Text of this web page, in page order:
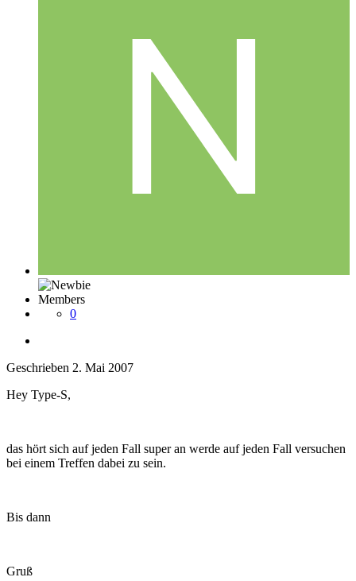
Members
0
Geschrieben 2. Mai 2007
Hey Type-S,
das hört sich auf jeden Fall super an werde auf jeden Fall versuchen
bei einem Treffen dabei zu sein.
Bis dann
Gruß